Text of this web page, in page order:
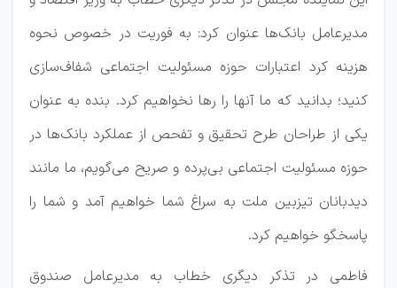
مدیرعامل بانک‌ها عنوان کرد: به فوریت در خصوص نحوه
هزینه کرد اعتبارات حوزه مسئولیت اجتماعی شفاف‌سازی
کنید؛ بدانید که ما آنها را رها نخواهیم کرد. بنده به عنوان
یکی از طراحان طرح تحقیق و تفحص از عملکرد بانک‌ها در
حوزه مسئولیت اجتماعی بی‌پرده و صریح می‌گویم، ما مانند
دیدبانان تیزبین ملت به سراغ شما خواهیم آمد و شما را
پاسخگو خواهیم کرد.
فاطمی در تذکر دیگری خطاب به مدیرعامل صندوق